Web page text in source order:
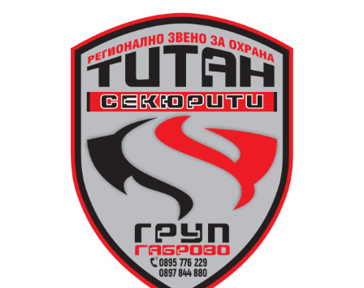
жители, съхранено и предадено по-късно на
дряновския музей.